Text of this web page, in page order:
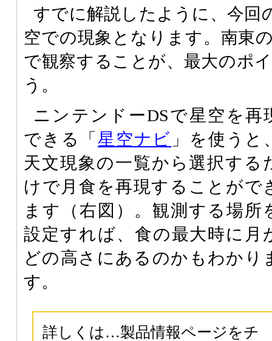
すでに解説したように、今回
空での現象となります。南東
で観察することが、最大のポ
う。
ニンテンドーDSで星空を再
できる「星空ナビ 」を使うと
天文現象の一覧から選択する
けで月食を再現することがで
ます（右図）。観測する場所
設定すれば、食の最大時に月
どの高さにあるのかもわかり
す。
詳しくは…製品情報ページをチ